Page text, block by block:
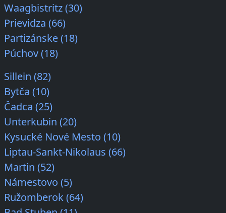
Waagbistritz (30)
Prievidza (66)
Partizánske (18)
Púchov (18)
Sillein (82)
Bytča (10)
Čadca (25)
Unterkubin (20)
Kysucké Nové Mesto (10)
Liptau-Sankt-Nikolaus (66)
Martin (52)
Námestovo (5)
Ružomberok (64)